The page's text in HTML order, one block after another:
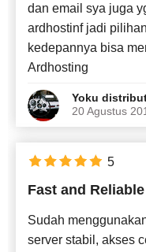
dan email sya juga
ardhostinf jadi
kedepannya bisa
Ardhosting
Yoku
20 Agustus
Fast and Reliable
Sudah
server stabil, akses
5